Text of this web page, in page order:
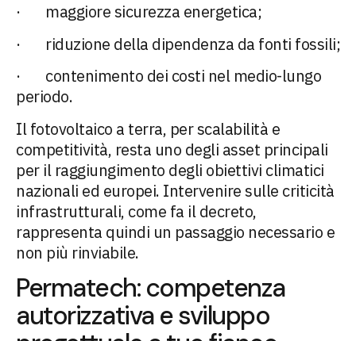
· maggiore sicurezza energetica;
· riduzione della dipendenza da fonti fossili;
· contenimento dei costi nel medio-lungo
periodo.
Il fotovoltaico a terra, per scalabilità e
competitività, resta uno degli asset principali
per il raggiungimento degli obiettivi climatici
nazionali ed europei. Intervenire sulle criticità
infrastrutturali, come fa il decreto,
rappresenta quindi un passaggio necessario e
non più rinviabile.
Permatech: competenza
autorizzativa e sviluppo